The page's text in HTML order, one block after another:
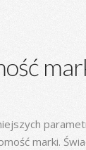
marki.